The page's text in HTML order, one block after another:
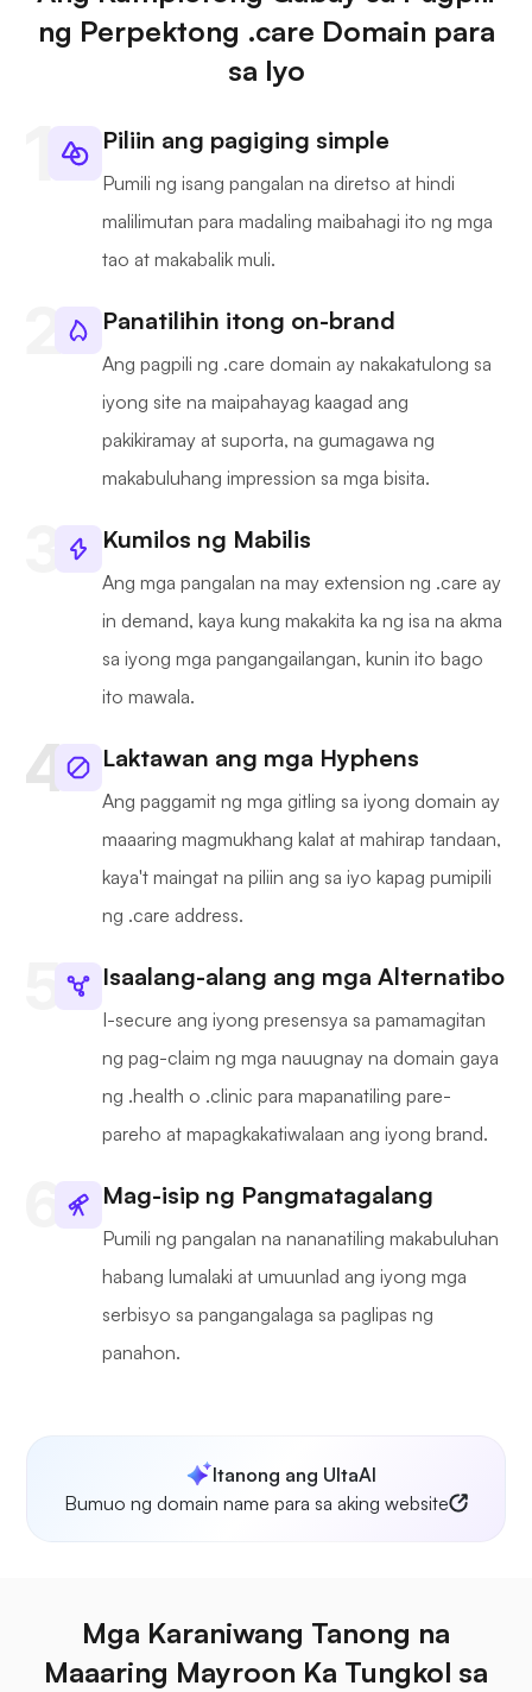
ng Perpektong .care Domain para
sa Iyo
Piliin ang pagiging simple
Pumili ng isang pangalan na diretso at hindi
malilimutan para madaling maibahagi ito ng mga
tao at makabalik muli.
Panatilihin itong on-brand
Ang pagpili ng .care domain ay nakakatulong sa
iyong site na maipahayag kaagad ang
pakikiramay at suporta, na gumagawa ng
makabuluhang impression sa mga bisita.
Kumilos ng Mabilis
Ang mga pangalan na may extension ng .care ay
in demand, kaya kung makakita ka ng isa na akma
sa iyong mga pangangailangan, kunin ito bago
ito mawala.
Laktawan ang mga Hyphens
Ang paggamit ng mga gitling sa iyong domain ay
maaaring magmukhang kalat at mahirap tandaan,
kaya't maingat na piliin ang sa iyo kapag pumipili
ng .care address.
Isaalang-alang ang mga Alternatibo
I-secure ang iyong presensya sa pamamagitan
ng pag-claim ng mga nauugnay na domain gaya
ng .health o .clinic para mapanatiling pare-
pareho at mapagkakatiwalaan ang iyong brand.
Mag-isip ng Pangmatagalang
Pumili ng pangalan na nananatiling makabuluhan
habang lumalaki at umuunlad ang iyong mga
serbisyo sa pangangalaga sa paglipas ng
panahon.
Itanong ang UltaAI
Bumuo ng domain name para sa aking website
Mga Karaniwang Tanong na
Maaaring Mayroon Ka Tungkol sa